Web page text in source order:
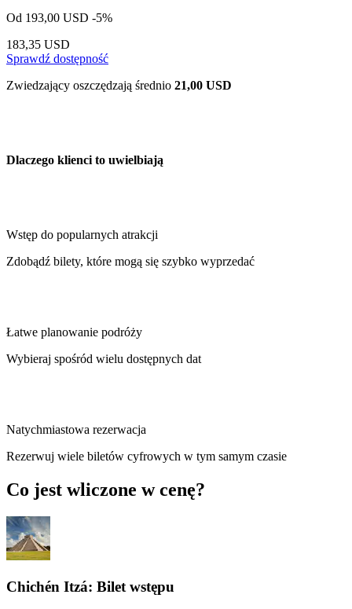
Od 193,00 USD -5%
183,35 USD
Sprawdź dostępność
Zwiedzający oszczędzają średnio 21,00 USD
Dlaczego klienci to uwielbiają
Wstęp do popularnych atrakcji
Zdobądź bilety, które mogą się szybko wyprzedać
Łatwe planowanie podróży
Wybieraj spośród wielu dostępnych dat
Natychmiastowa rezerwacja
Rezerwuj wiele biletów cyfrowych w tym samym czasie
Co jest wliczone w cenę?
Chichén Itzá: Bilet wstępu